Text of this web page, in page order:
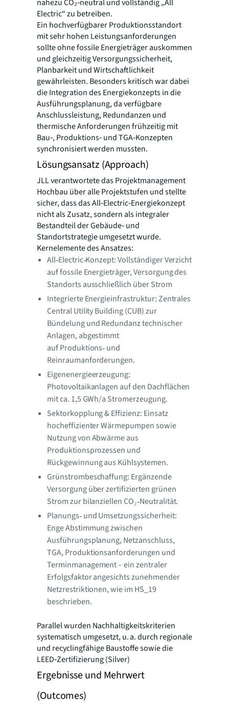
nahezu CO₂‑neutral und vollständig „All
Electric“ zu betreiben.
Ein hochverfügbarer Produktionsstandort
mit sehr hohen Leistungsanforderungen
sollte ohne fossile Energieträger auskommen
und gleichzeitig Versorgungssicherheit,
Planbarkeit und Wirtschaftlichkeit
gewährleisten. Besonders kritisch war dabei
die Integration des Energiekonzepts in die
Ausführungsplanung, da verfügbare
Anschlussleistung, Redundanzen und
thermische Anforderungen frühzeitig mit
Bau‑, Produktions‑ und TGA‑Konzepten
synchronisiert werden mussten.
Lösungsansatz (Approach)
JLL verantwortete das Projektmanagement
Hochbau über alle Projektstufen und stellte
sicher, dass das All‑Electric‑Energiekonzept
nicht als Zusatz, sondern als integraler
Bestandteil der Gebäude‑ und
Standortstrategie umgesetzt wurde.
Kernelemente des Ansatzes:
All‑Electric‑Konzept: Vollständiger Verzicht
auf fossile Energieträger, Versorgung des
Standorts ausschließlich über Strom
Integrierte Energieinfrastruktur: Zentrales
Central Utility Building (CUB) zur
Bündelung und Redundanz technischer
Anlagen, abgestimmt
auf Produktions‑ und
Reinraumanforderungen.
Eigenenergieerzeugung:
Photovoltaikanlagen auf den Dachflächen
mit ca. 1,5 GWh/a Stromerzeugung.
Sektorkopplung & Effizienz: Einsatz
hocheffizienter Wärmepumpen sowie
Nutzung von Abwärme aus
Produktionsprozessen und
Rückgewinnung aus Kühlsystemen.
Grünstrombeschaffung: Ergänzende
Versorgung über zertifizierten grünen
Strom zur bilanziellen CO₂‑Neutralität.
Planungs‑ und Umsetzungssicherheit:
Enge Abstimmung zwischen
Ausführungsplanung, Netzanschluss,
TGA, Produktionsanforderungen und
Terminmanagement – ein zentraler
Erfolgsfaktor angesichts zunehmender
Netzrestriktionen, wie im HS_19
beschrieben.
Parallel wurden Nachhaltigkeitskriterien
systematisch umgesetzt, u. a. durch regionale
und recyclingfähige Baustoffe sowie die
LEED‑Zertifizierung (Silver)
Ergebnisse und Mehrwert
(Outcomes)